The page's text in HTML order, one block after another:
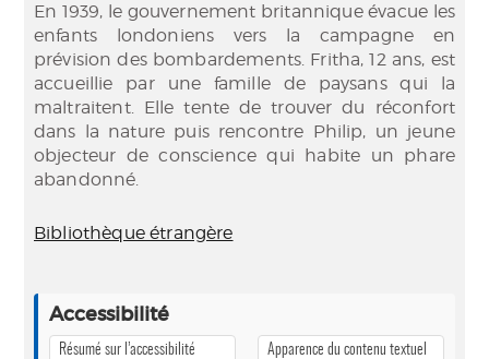
En 1939, le gouvernement britannique évacue les
enfants londoniens vers la campagne en
prévision des bombardements. Fritha, 12 ans, est
accueillie par une famille de paysans qui la
maltraitent. Elle tente de trouver du réconfort
dans la nature puis rencontre Philip, un jeune
objecteur de conscience qui habite un phare
abandonné.
Bibliothèque étrangère
Accessibilité
Résumé sur l’accessibilité
Apparence du contenu textuel